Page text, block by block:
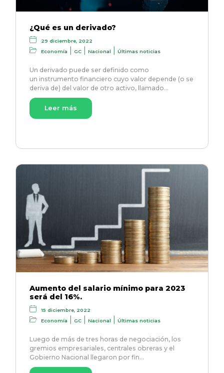
¿Qué es un derivado?
29 diciembre, 2022
Economía
|GC |Nacional |Últimas noticias
Un derivado puede ser definido como
un instrumento financiero cuyo valor depende (o se
deriva de) del valor de otro activo, llamado…
Leer más
Aumento del salario mínimo para 2023
será del 16%.
15 diciembre, 2022
Economía
|GC |Nacional |Últimas noticias
Luego de más de tres horas de negociación, los
gremios empresariales, centrales obreras y el
Gobierno Nacional llegaron por fin…